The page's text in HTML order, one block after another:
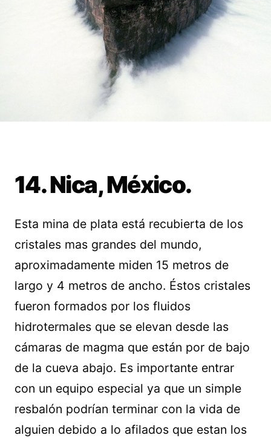
14. Nica, México.
Esta mina de plata está recubierta de los
cristales mas grandes del mundo,
aproximadamente miden 15 metros de
largo y 4 metros de ancho. Éstos cristales
fueron formados por los fluidos
hidrotermales que se elevan desde las
cámaras de magma que están por de bajo
de la cueva abajo. Es importante entrar
con un equipo especial ya que un simple
resbalón podrían terminar con la vida de
alguien debido a lo afilados que estan los